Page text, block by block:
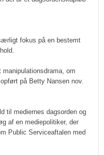
fokus på en bestemt
manipulationsdrama, om
på Betty Nansen nov.
til mediernes dagsorden og
af en mediepolitiker, der
Public Serviceaftalen med